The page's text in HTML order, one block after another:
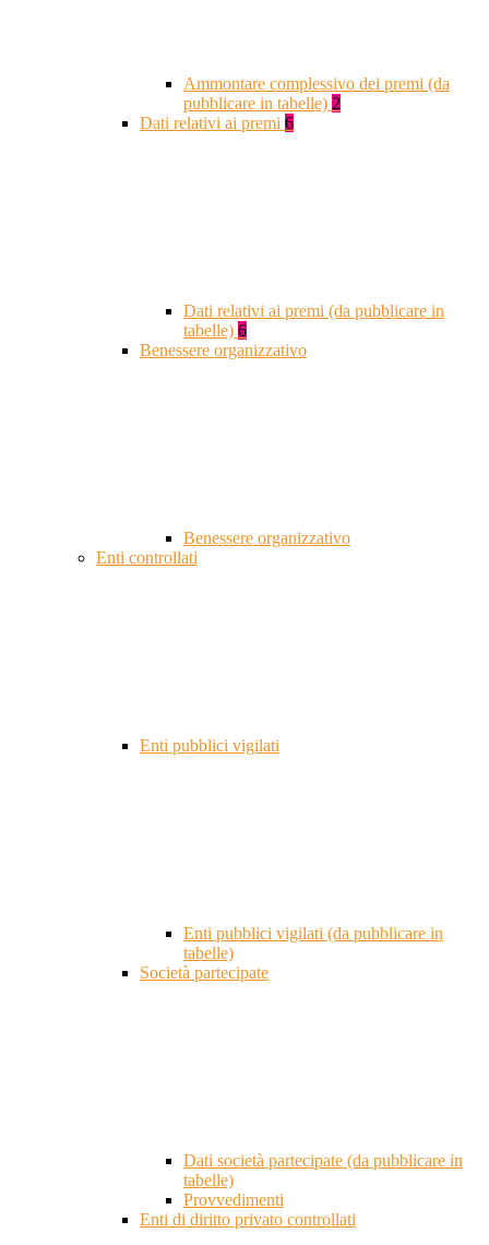
Ammontare complessivo dei premi (da
pubblicare in tabelle) 2
Dati relativi ai premi 6
Dati relativi ai premi (da pubblicare in
tabelle) 6
Benessere organizzativo
Benessere organizzativo
Enti controllati
Enti pubblici vigilati
Enti pubblici vigilati (da pubblicare in
tabelle)
Società partecipate
Dati società partecipate (da pubblicare in
tabelle)
Provvedimenti
Enti di diritto privato controllati